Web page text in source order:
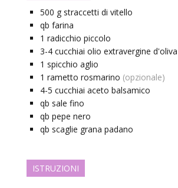
500 g straccetti di vitello
qb farina
1 radicchio piccolo
3-4 cucchiai olio extravergine d'oliva
1 spicchio aglio
1 rametto rosmarino (opzionale)
4-5 cucchiai aceto balsamico
qb sale fino
qb pepe nero
qb scaglie grana padano
ISTRUZIONI